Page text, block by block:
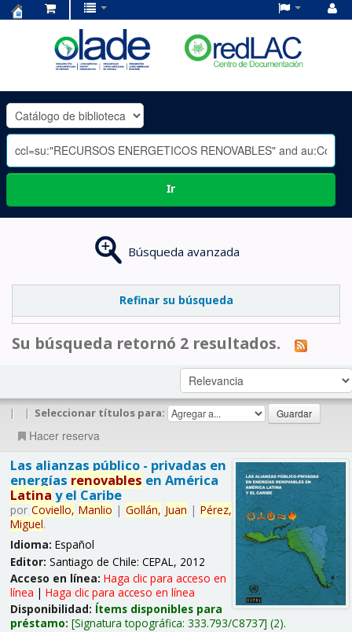
OLADE
-
Ir
Búsqueda avanzada
Refinar su búsqueda
Su búsqueda retornó 2 resultados.
| | Seleccionar títulos para:
Hacer reserva
Las alianzas público - privadas en
energías renovables en América
Latina y el Caribe
por Coviello, Manlio | Gollán, Juan | Pérez,
Miguel.
Idioma: Español
Editor: Santiago de Chile: CEPAL, 2012
Acceso en línea: Haga clic para acceso en
línea | Haga clic para acceso en línea
Disponibilidad: Ítems disponibles para
préstamo: Signatura topográfica: 333.793/C8737 (2).